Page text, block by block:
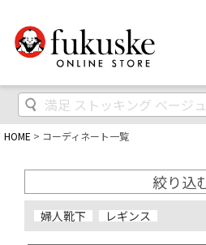
HOME コーディネート一覧
絞り込
婦人靴下 レギンス